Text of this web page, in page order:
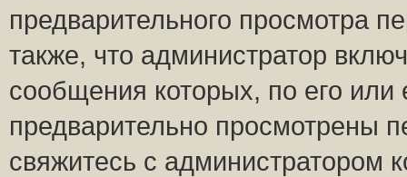
предварительного просмотра
также, что администратор
сообщения которых, по его
предварительно просмотрены
свяжитесь с администратором